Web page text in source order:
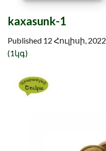
kaxasunk-1
Published 12 Հուլիսի, 2022
(1կգ)